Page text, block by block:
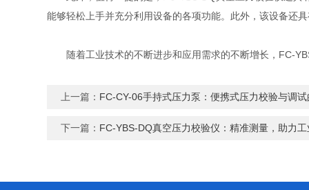
能够轻松上手并充分利用设备的各项功能。此外，该设备还
随着工业技术的不断进步和应用需求的不断增长，FC-
上一篇： FC-CY-06手持式压力泵：便携式压力校验与调
下一篇： FC-YBS-DQ真空压力校验仪：精准测量，助力